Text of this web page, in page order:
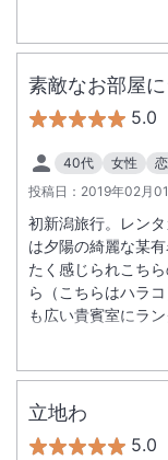
態度。 チェックイ
案内も雑でひとり
その他のスタッフ
素敵なお部屋
5.0
40代 女性
投稿日： 2019年02月
初新潟旅行。レン
は夕陽の綺麗な某
たく感じられこち
ら（こちらはハラ
も広い貴賓室にラ
くてなかなかいい
題、美味しかった
立地わ
5.0